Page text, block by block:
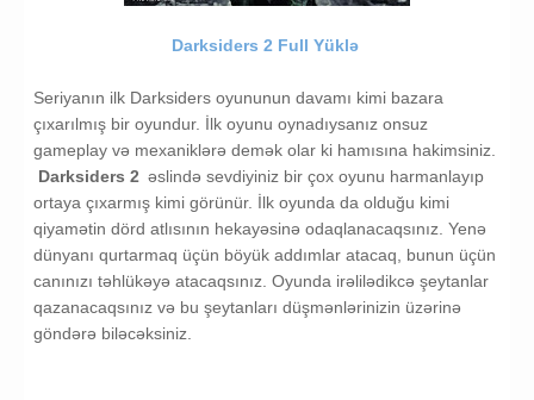
Darksiders 2 Full Yüklə
Seriyanın ilk Darksiders oyununun davamı kimi bazara
çıxarılmış bir oyundur. İlk oyunu oynadıysanız onsuz
gameplay və mexaniklərə demək olar ki hamısına hakimsiniz.
Darksiders 2 əslində sevdiyiniz bir çox oyunu harmanlayıp
ortaya çıxarmış kimi görünür. İlk oyunda da olduğu kimi
qiyamətin dörd atlısının hekayəsinə odaqlanacaqsınız. Yenə
dünyanı qurtarmaq üçün böyük addımlar atacaq, bunun üçün
canınızı təhlükəyə atacaqsınız. Oyunda irəlilədikcə şeytanlar
qazanacaqsınız və bu şeytanları düşmənlərinizin üzərinə
göndərə biləcəksiniz.